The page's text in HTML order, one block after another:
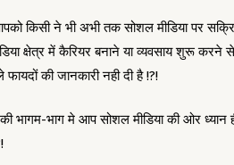
किसी ने भी अभी तक सोशल मीडिया पर
क्षेत्र में कैरियर बनाने या व्यवसाय शुरू करने
की जानकारी नही दी है !?!
भागम-भाग मे आप सोशल मीडिया की ओर ध्यान